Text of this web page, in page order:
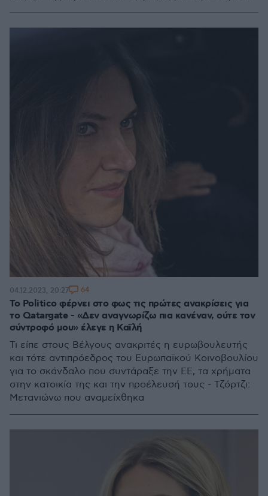
Το Politico φέρνει στο φως τις πρώτες ανακρίσεις για
το Qatargate - «Δεν αναγνωρίζω πια κανέναν, ούτε τον
σύντροφό μου» έλεγε η Καϊλή
Τι είπε στους Βέλγους ανακριτές η ευρωβουλευτής
και τότε αντιπρόεδρος του Ευρωπαϊκού Κοινοβουλίου
για το σκάνδαλο που συντάραξε την ΕΕ, τα χρήματα
στην κατοικία της και την προέλευσή τους - Τζόρτζι:
Μετανιώνω που αναμείχθηκα
04.12.2023, 20:27 64